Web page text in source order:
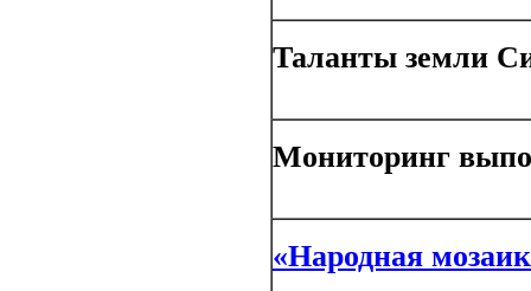
Таланты земли
Мониторинг
«Народная